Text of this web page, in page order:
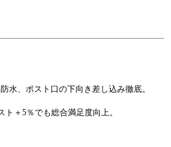
水、ポスト口の下向き差し込み徹底。
＋5％でも総合満足度向上。